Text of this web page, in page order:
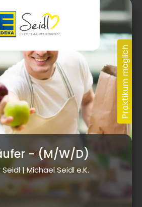
- (M/W/D)
| Michael Seidl e.K.